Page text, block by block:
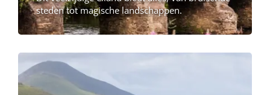
steden tot magische landschappen.